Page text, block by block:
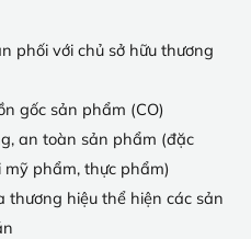
phối với chủ sở hữu thương
gốc sản phẩm (CO)
an toàn sản phẩm (đặc
phẩm, thực phẩm)
thương hiệu thể hiện các sản